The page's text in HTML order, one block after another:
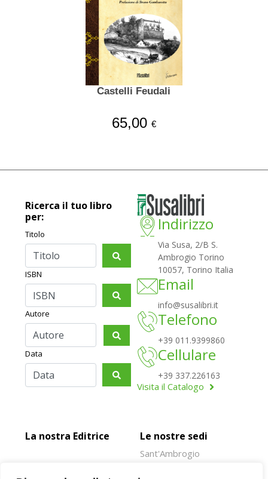
Castelli Feudali
65,00 €
Ricerca il tuo libro
per:
Titolo
ISBN
Autore
Data
Indirizzo
Via Susa, 2/B S.
Ambrogio Torino
10057, Torino Italia
Email
info@susalibri.it
Telefono
+39 011.9399860
Cellulare
+39 337.226163
Visita il Catalogo
La nostra Editrice Le nostre sedi
Sant'Ambrogio